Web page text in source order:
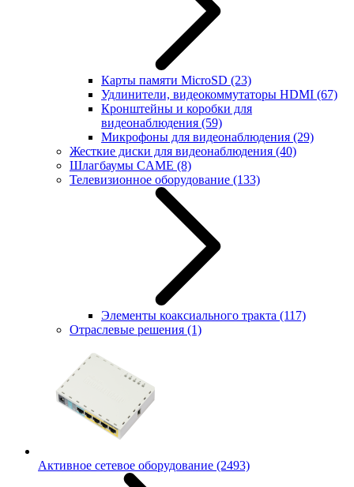
Карты памяти MicroSD (23)
Удлинители, видеокоммутаторы HDMI (67)
Кронштейны и коробки для
видеонаблюдения (59)
Микрофоны для видеонаблюдения (29)
Жесткие диски для видеонаблюдения (40)
Шлагбаумы CAME (8)
Телевизионное оборудование (133)
Элементы коаксиального тракта (117)
Отраслевые решения (1)
Активное сетевое оборудование (2493)